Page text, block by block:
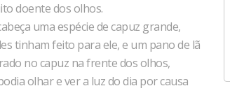
doente dos olhos.
uma espécie de capuz grande,
tinham feito para ele, e um pano de lã
no capuz na frente dos olhos,
olhar e ver a luz do dia por causa